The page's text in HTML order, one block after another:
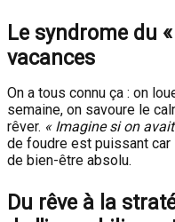
Le syndrome du
vacances
On a tous connu ça : on
semaine, on savoure le
rêver. « Imagine si on
de foudre est puissant
de bien-être absolu.
Du rêve à la